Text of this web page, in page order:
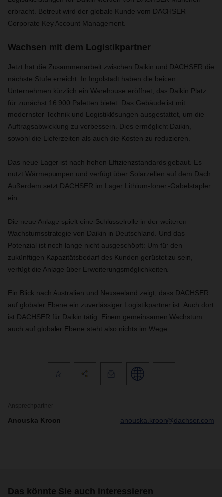
erbracht. Betreut wird der globale Kunde vom DACHSER
Corporate Key Account Management.
Wachsen mit dem Logistikpartner
Jetzt hat die Zusammenarbeit zwischen Daikin und DACHSER die
nächste Stufe erreicht: In Ingolstadt haben die beiden
Unternehmen kürzlich ein Warehouse eröffnet, das Daikin Platz
für zunächst 16.900 Paletten bietet. Das Gebäude ist mit
modernster Technik und Logistiklösungen ausgestattet, um die
Auftragsabwicklung zu verbessern. Dies ermöglicht Daikin,
sowohl die Lieferzeiten als auch die Kosten zu reduzieren.
Das neue Lager ist nach hohen Effizienzstandards gebaut. Es
nutzt Wärmepumpen und verfügt über Solarzellen auf dem Dach.
Außerdem setzt DACHSER im Lager Lithium-Ionen-Gabelstapler
ein.
Die neue Anlage spielt eine Schlüsselrolle in der weiteren
Wachstumsstrategie von Daikin in Deutschland. Und das
Potenzial ist noch lange nicht ausgeschöpft: Um für den
zukünftigen Kapazitätsbedarf des Kunden gerüstet zu sein,
verfügt die Anlage über Erweiterungsmöglichkeiten.
Ein Blick nach Australien und Neuseeland zeigt, dass DACHSER
auf globaler Ebene ein zuverlässiger Logistikpartner ist: Auch dort
ist DACHSER für Daikin tätig. Einem gemeinsamen Wachstum
auch auf globaler Ebene steht also nichts im Wege.
Ansprechpartner
Anouska Kroon anouska.kroon@dachser.com
Das könnte Sie auch interessieren